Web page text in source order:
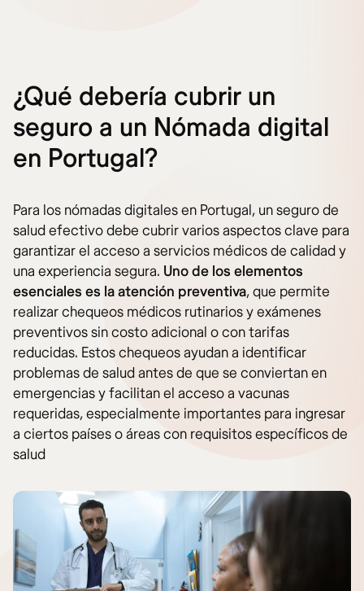
¿Qué debería cubrir un
seguro a un Nómada digital
en Portugal?
Para los nómadas digitales en Portugal, un seguro de
salud efectivo debe cubrir varios aspectos clave para
garantizar el acceso a servicios médicos de calidad y
una experiencia segura. Uno de los elementos
esenciales es laatención preventiva, que permite
realizar chequeos médicos rutinarios y exámenes
preventivos sin costo adicional o con tarifas
reducidas. Estos chequeos ayudan a identificar
problemas de salud antes de que se conviertan en
emergencias y facilitan el acceso a vacunas
requeridas, especialmente importantes para ingresar
a ciertos países o áreas con requisitos específicos de
salud​